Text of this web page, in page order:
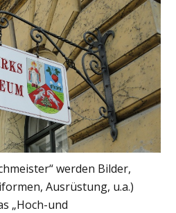
werden Bilder,
Ausrüstung, u.a.)
„Hoch-und